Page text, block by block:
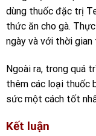
dùng thuốc đặc trị
thức ăn cho gà.
ngày và với thời
Ngoài ra, trong quá
thêm các loại thuốc
sức một cách tốt
Kết luận